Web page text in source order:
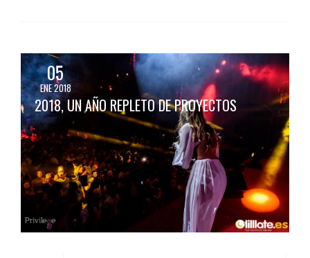
05
ENE 2018
2018, UN AÑO REPLETO DE PROYECTOS